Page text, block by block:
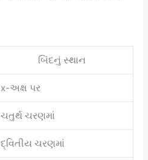
બિંદનું સ્થાન
x-અક્ષ પર
ચતુર્થ ચરણમાં
દ્વિતીય ચરણમાં